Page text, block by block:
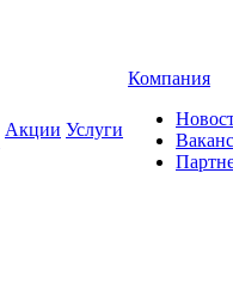
Акции Услуги
Компания